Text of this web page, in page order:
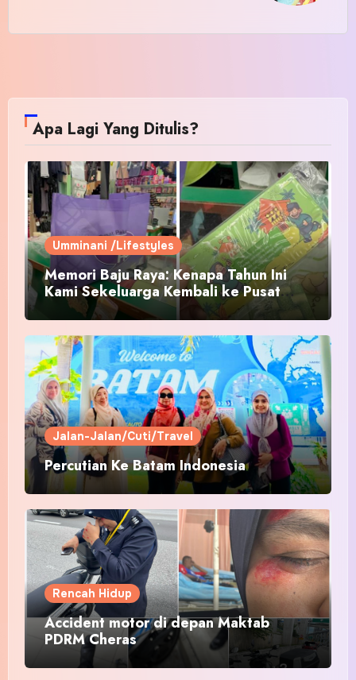
Apa Lagi Yang Ditulis?
Umminani /Lifestyles
Memori Baju Raya: Kenapa Tahun Ini
Kami Sekeluarga Kembali ke Pusat
Pakaian Hari-Hari?
Jalan-Jalan/Cuti/Travel
Percutian Ke Batam Indonesia
Rencah Hidup
Accident motor di depan Maktab
PDRM Cheras